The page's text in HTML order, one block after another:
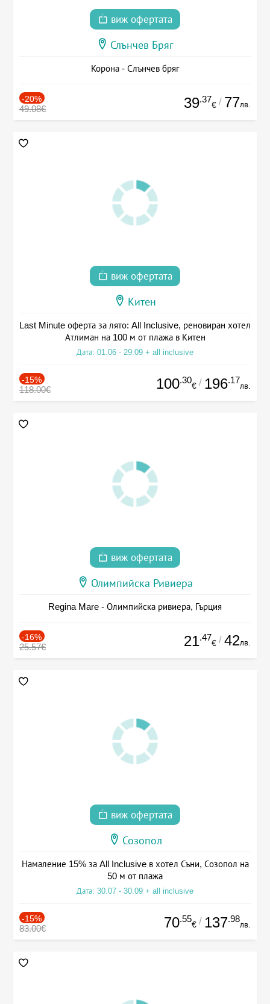
виж офертата
Слънчев Бряг
Корона - Слънчев бряг
-20%
49.08€ 39.37
€ / 77лв.
виж офертата
Китен
Last Minute оферта за лято: All Inclusive, реновиран хотел
Атлиман на 100 м от плажа в Китен
Дата: 01.06 - 29.09 + all inclusive
-15%
118.00€ 100.30
€ / 196.17
лв.
виж офертата
Олимпийска Ривиера
Regina Mare - Олимпийска ривиера, Гърция
-16%
25.57€ 21.47
€ / 42лв.
виж офертата
Созопол
Намаление 15% за All Inclusive в хотел Съни, Созопол на
50 м от плажа
Дата: 30.07 - 30.09 + all inclusive
-15%
83.00€ 70.55
€ / 137.98
лв.